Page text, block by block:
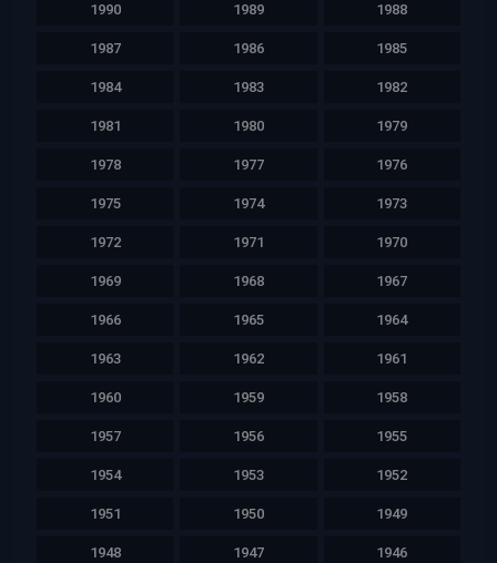
1990 1989 1988
1987 1986 1985
1984 1983 1982
1981 1980 1979
1978 1977 1976
1975 1974 1973
1972 1971 1970
1969 1968 1967
1966 1965 1964
1963 1962 1961
1960 1959 1958
1957 1956 1955
1954 1953 1952
1951 1950 1949
1948 1947 1946